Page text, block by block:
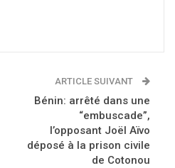
ARTICLE SUIVANT
Bénin: arrêté dans une
“embuscade”,
l’opposant Joël Aïvo
déposé à la prison civile
de Cotonou